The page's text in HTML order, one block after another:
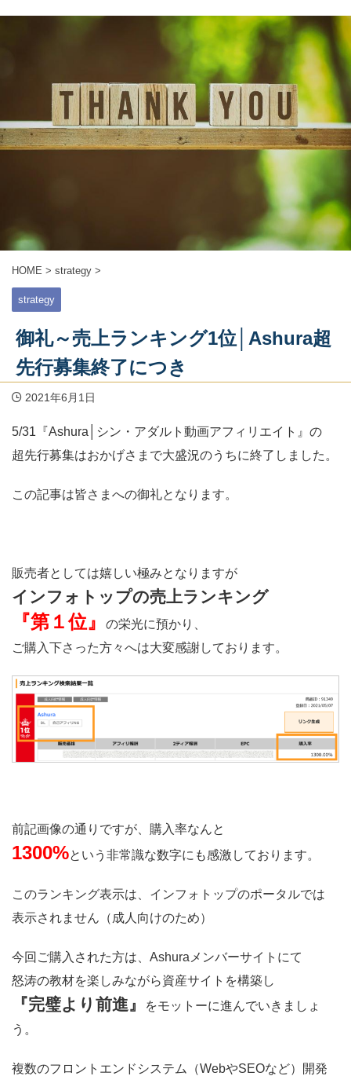
HOME > strategy >
strategy
御礼～売上ランキング1位│Ashura超
先行募集終了につき
2021年6月1日
5/31『Ashura│シン・アダルト動画アフィリエイト』の
超先行募集はおかげさまで大盛況のうちに終了しました。
この記事は皆さまへの御礼となります。
販売者としては嬉しい極みとなりますが
インフォトップの売上ランキング
『第１位』
の栄光に預かり、
ご購入下さった方々へは大変感謝しております。
前記画像の通りですが、購入率なんと
1300%という非常識な数字にも感激しております。
このランキング表示は、インフォトップのポータルでは
表示されません（成人向けのため）
今回ご購入された方は、Ashuraメンバーサイトにて
怒涛の教材を楽しみながら資産サイトを構築し
『完璧より前進』
をモットーに進んでいきましょ
う。
複数のフロントエンドシステム（WebやSEOなど）開発